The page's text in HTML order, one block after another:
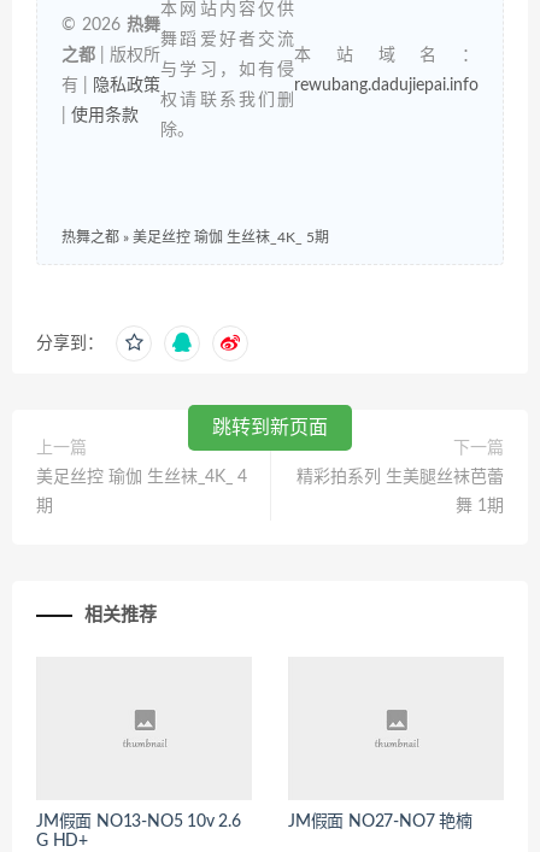
© 2026 热舞
之都 | 版权所
有 |
隐私政策
使用条款
本网站内容仅供
舞蹈爱好者交流
与学习，如有侵
权请联系我们删
除。
本站域名：
rewubang.dadujiepai.info
热舞之都 » 美足丝控 瑜伽 生丝袜_4K_ 5期
分享到：
上一篇
美足丝控 瑜伽 生丝袜_4K_ 4
期
下一篇
精彩拍系列 生美腿丝袜芭蕾
舞 1期
相关推荐
JM假面 NO13-NO5 10v 2.6
G HD+
JM假面 NO27-NO7 艳楠
跳转到新页面